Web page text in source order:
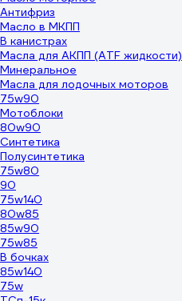
Антифриз
Масло в МКПП
В канистрах
Масла для АКПП (ATF жидкости)
Минеральное
Масла для лодочных моторов
75w90
Мотоблоки
80w90
Синтетика
Полусинтетика
75w80
90
75w140
80w85
85w90
75w85
В бочках
85w140
75w